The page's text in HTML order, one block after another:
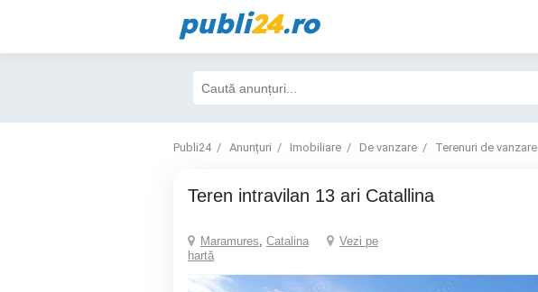
publi24.ro
Publi24 Anunțuri Imobiliare De vanzare Terenuri de vanzare
Teren intravilan 13 ari Catallina
Maramures Catalina
Vezi pe
hartă